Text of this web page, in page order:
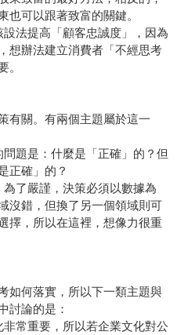
也可以跟著致富的關鍵。
法提高「顧客忠誠度」，因為
想辦法建立消費者「不經思考
。
有關。有兩個主題屬於這一
題是：什麼是「正確」的？但
正確」的？
了嚴謹，決策必須以數據為
沒錯，但換了另一個領域則可
擇，所以在這裡，想像力很重
如何落實，所以下一類主題與
討論的是：
常重要，所以若企業文化對公